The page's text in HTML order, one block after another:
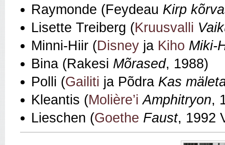
Raymonde (Feydeau Kirp
Lisette Treiberg (Kruusvalli
Minni-Hiir (Disney ja Kiho Miki-
Bina (Rakesi Mõrased, 1988)
Polli (Gailiti ja Põdra Kas
Kleantis (Molière’i Amphitryon,
Lieschen (Goethe Faust, 1992